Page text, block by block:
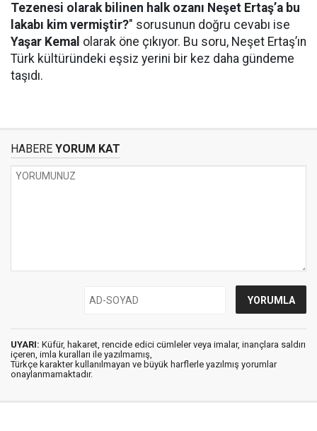
Tezenesi olarak bilinen halk ozanı Neşet Ertaş’a bu
lakabı kim vermiştir?" sorusunun doğru cevabı ise
Yaşar Kemal olarak öne çıkıyor. Bu soru, Neşet Ertaş’ın
Türk kültüründeki eşsiz yerini bir kez daha gündeme
taşıdı.
HABERE YORUM KAT
UYARI: Küfür, hakaret, rencide edici cümleler veya imalar, inançlara saldırı
içeren, imla kuralları ile yazılmamış,
Türkçe karakter kullanılmayan ve büyük harflerle yazılmış yorumlar
onaylanmamaktadır.